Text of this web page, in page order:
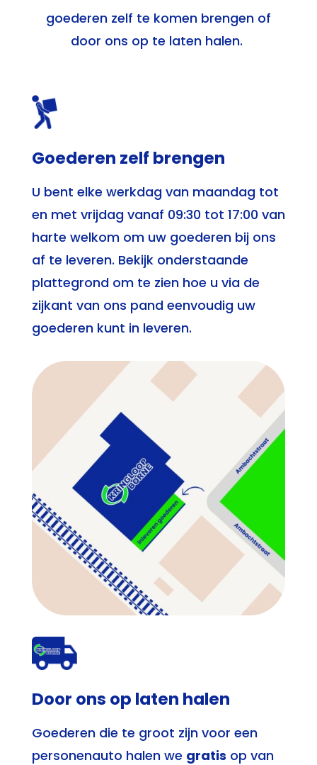
goederen zelf te komen brengen of
door ons op te laten halen.
Goederen zelf brengen
U bent elke werkdag van maandag tot
en met vrijdag vanaf 09:30 tot 17:00 van
harte welkom om uw goederen bij ons
af te leveren. Bekijk onderstaande
plattegrond om te zien hoe u via de
zijkant van ons pand eenvoudig uw
goederen kunt in leveren.
Door ons op laten halen
Goederen die te groot zijn voor een
personenauto halen we gratis op van